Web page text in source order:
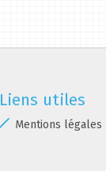
Liens utiles
Mentions légales